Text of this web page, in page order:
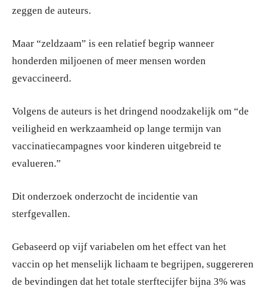
zeggen de auteurs.
Maar “zeldzaam” is een relatief begrip wanneer
honderden miljoenen of meer mensen worden
gevaccineerd.
Volgens de auteurs is het dringend noodzakelijk om “de
veiligheid en werkzaamheid op lange termijn van
vaccinatiecampagnes voor kinderen uitgebreid te
evalueren.”
Dit onderzoek onderzocht de incidentie van
sterfgevallen.
Gebaseerd op vijf variabelen om het effect van het
vaccin op het menselijk lichaam te begrijpen, suggereren
de bevindingen dat het totale sterftecijfer bijna 3% was